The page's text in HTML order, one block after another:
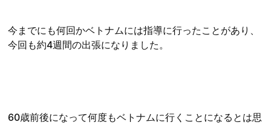
今までにも何回かベトナムには指導に行ったことがあり、
今回も約4週間の出張になりました。
60歳前後になって何度もベトナムに行くことになるとは思